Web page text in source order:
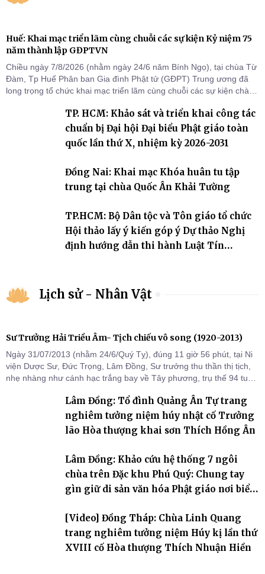
Huế: Khai mạc triển lãm cùng chuỗi các sự kiện Kỷ niệm 75
năm thành lập GĐPTVN
Chiều ngày 7/8/2026 (nhằm ngày 24/6 năm Bính Ngọ), tại chùa Từ
Đàm, Tp Huế Phân ban Gia đình Phật tử (GĐPT) Trung ương đã
long trọng tổ chức khai mạc triển lãm cùng chuỗi các sự kiện chào
TP. HCM: Khảo sát và triển khai công tác
chuẩn bị Đại hội Đại biểu Phật giáo toàn
quốc lần thứ X, nhiệm kỳ 2026-2031
Đồng Nai: Khai mạc Khóa huân tu tập
trung tại chùa Quốc Ân Khải Tường
TP.HCM: Bộ Dân tộc và Tôn giáo tổ chức
Hội thảo lấy ý kiến góp ý Dự thảo Nghị
định hướng dẫn thi hành Luật Tín
Lịch sử - Nhân Vật
Sư Trưởng Hải Triều Âm- Tịch chiếu vô song (1920-2013)
Ngày 31/07/2013 (nhằm 24/6/Quý Tỵ), đúng 11 giờ 56 phút, tại Ni
viện Dược Sư, Đức Trọng, Lâm Đồng, Sư trưởng thu thần thị tịch,
nhẹ nhàng như cánh hạc trắng bay về Tây phương, trụ thế 94 tuổi
Lâm Đồng: Tổ đình Quảng Ân Tự trang
nghiêm tưởng niệm húy nhật cố Trưởng
lão Hòa thượng khai sơn Thích Hồng Ân
Lâm Đồng: Khảo cứu hệ thống 7 ngôi
chùa trên Đặc khu Phú Quý: Chung tay
gìn giữ di sản văn hóa Phật giáo nơi biển
[Video] Đồng Tháp: Chùa Linh Quang
trang nghiêm tưởng niệm Húy kị lần thứ
XVIII cố Hòa thượng Thích Nhuận Hiền